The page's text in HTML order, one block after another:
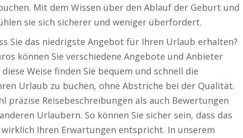
Mit dem Wissen über den Ablauf der Geburt und
sie sich sicherer und weniger überfordert.
Sie das niedrigste Angebot für Ihren Urlaub erhalten?
können Sie verschiedene Angebote und Anbieter
Weise finden Sie bequem und schnell die
Urlaub zu buchen, ohne Abstriche bei der Qualität.
präzise Reisebeschreibungen als auch Bewertungen
Urlaubern. So können Sie sicher sein, dass das
Ihren Erwartungen entspricht. In unserem